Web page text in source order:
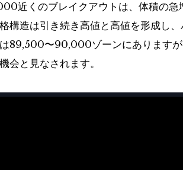
近くのブレイクアウトは、体積の
構造は引き続き高値と高値を形成し
89,500〜90,000ゾーンにあります
会と見なされます。